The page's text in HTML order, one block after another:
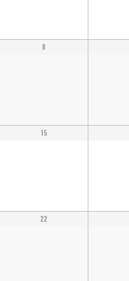
8
15
22